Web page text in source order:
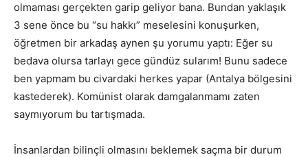
olmaması gerçekten garip geliyor bana. Bundan yaklaşık
3 sene önce bu “su hakkı” meselesini konuşurken,
öğretmen bir arkadaş aynen şu yorumu yaptı: Eğer su
bedava olursa tarlayı gece gündüz sularım! Bunu sadece
ben yapmam bu civardaki herkes yapar (Antalya bölgesini
kastederek). Komünist olarak damgalanmamı zaten
saymıyorum bu tartışmada.
İnsanlardan bilinçli olmasını beklemek saçma bir durum